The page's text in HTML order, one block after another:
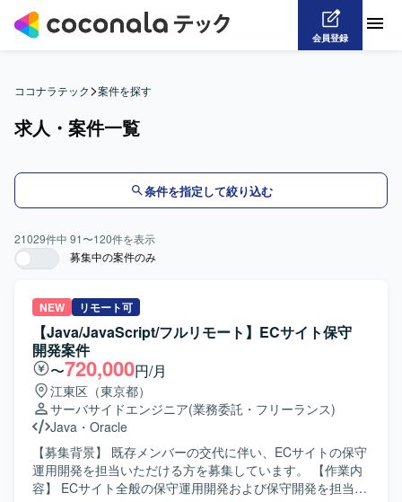
会員登録
ココナラテック>案件を探す
求人・案件一覧
条件を指定して絞り込む
21029件中 91〜120件を表示
募集中の案件のみ
NEW リモート可
【Java/JavaScript/フルリモート】ECサイト保守
開発案件
〜720,000円/月
江東区（東京都）
サーバサイドエンジニア(業務委託・フリーランス)
Java ・ Oracle
【募集背景】 既存メンバーの交代に伴い、ECサイトの保守
運用開発を担当いただける方を募集しています。 【作業内
容】 ECサイト全般の保守運用開発および保守開発を担当い